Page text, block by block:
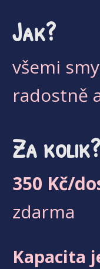
Jak?
všemi
radostně
Za kolik?
350 Kč/
zdarma
Kapacita